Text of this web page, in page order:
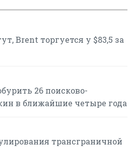
Brent торгуется у $83,5 за
26 поисково-
в ближайшие четыре года
трансграничной